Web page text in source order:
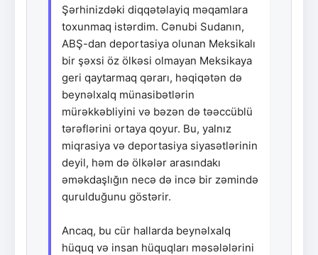
Şərhinizdəki diqqətəlayiq məqamlara
toxunmaq istərdim. Cənubi Sudanın,
ABŞ-dan deportasiya olunan Meksikalı
bir şəxsi öz ölkəsi olmayan Meksikaya
geri qaytarmaq qərarı, həqiqətən də
beynəlxalq münasibətlərin
mürəkkəbliyini və bəzən də təəccüblü
tərəflərini ortaya qoyur. Bu, yalnız
miqrasiya və deportasiya siyasətlərinin
deyil, həm də ölkələr arasındakı
əməkdaşlığın necə də incə bir zəmində
qurulduğunu göstərir.
Ancaq, bu cür hallarda beynəlxalq
hüquq və insan hüquqları məsələlərini